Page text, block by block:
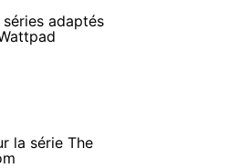
adaptés
la série The